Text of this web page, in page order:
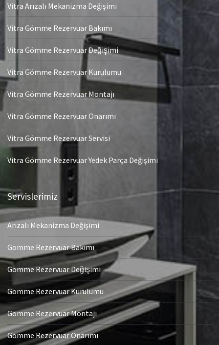
Vitra Arızalı Mekanizma Değişimi
Vitra Gömme Rezervuar Bakımı
Vitra Gömme Rezervuar Değişimi
Vitra Gömme Rezervuar Kurulumu
Vitra Gömme Rezervuar Montajı
Vitra Gömme Rezervuar Onarımı
Vitra Gömme Rezervuar Servisi
Vitra Gömme Rezervuar Yedek Parça Değişimi
Servislerimiz
Arızalı Mekanizma Değişimi
Gömme Rezervuar Bakımı
Gömme Rezervuar Değişimi
Gömme Rezervuar Kurulumu
Gömme Rezervuar Montajı
Gömme Rezervuar Onarımı